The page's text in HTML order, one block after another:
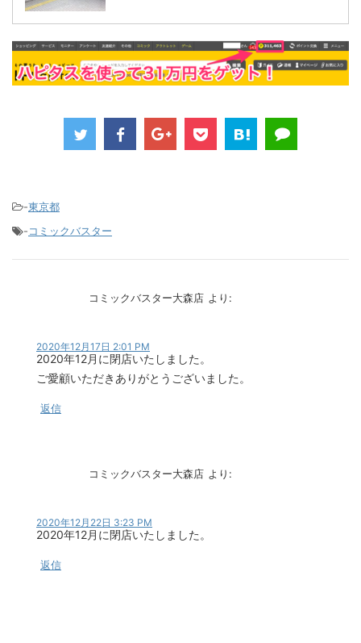
-東京都
-コミックバスター
コミックバスター大森店 より:
2020年12月17日 2:01 PM
2020年12月に閉店いたしました。
ご愛顧いただきありがとうございました。
返信
コミックバスター大森店 より:
2020年12月22日 3:23 PM
2020年12月に閉店いたしました。
返信